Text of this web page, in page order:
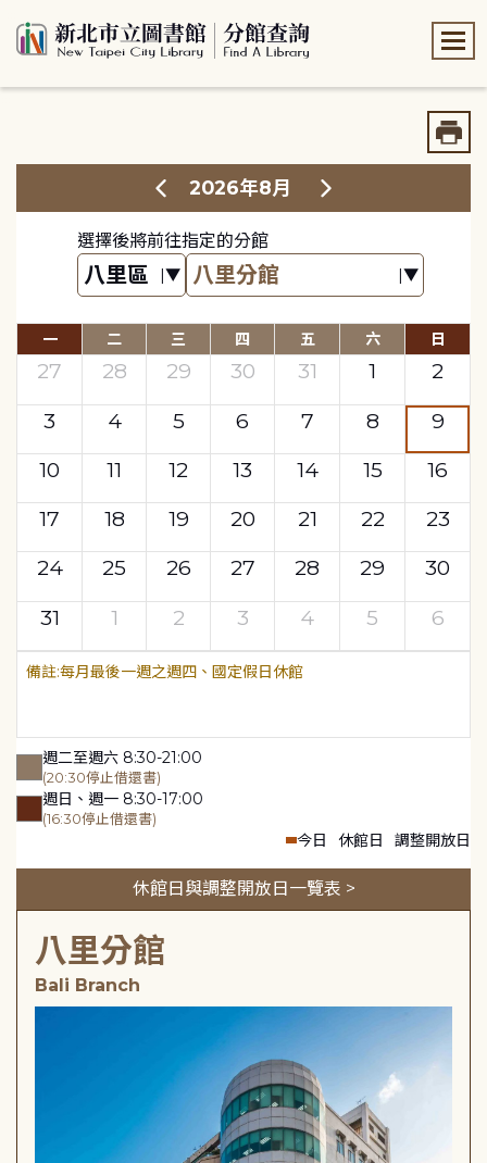
2026年8月
選擇後將前往指定的分館
一 二 三 四 五 六 日
27 28 29 30 31 1
2
3
4 5 6 7 8
9
10
11 12 13 14 15
16
17
18 19 20 21 22
23
24
25 26 27 28 29
30
31
1 2 3 4 5 6
每月最後一週之週四、國定假日休館
週二至週六 8:30-21:00
(20:30停止借還書)
週日、週一 8:30-17:00
(16:30停止借還書)
今日 休館日 調整開放日
休館日與調整開放日一覽表 >
八里分館
Bali Branch